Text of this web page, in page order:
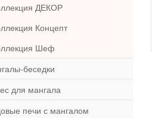
ДЕКОР
Концепт
Шеф
беседки
для мангала
печи с мангалом